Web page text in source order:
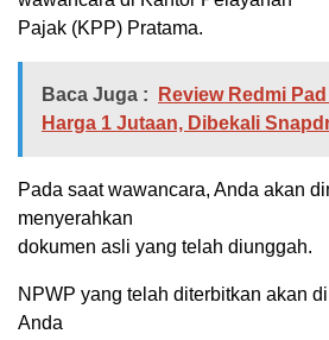
Pajak (KPP) Pratama.
Baca Juga :
Review Redmi
Harga 1 Jutaan, Dibekali
Pada saat wawancara, Anda akan
menyerahkan
dokumen asli yang telah diunggah.
NPWP yang telah diterbitkan akan
Anda